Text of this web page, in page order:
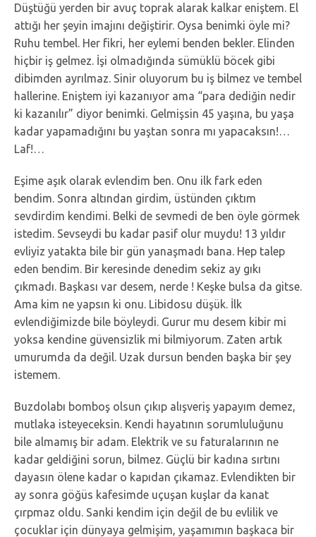
Düştüğü yerden bir avuç toprak alarak kalkar eniştem. El
attığı her şeyin imajını değiştirir. Oysa benimki öyle mi?
Ruhu tembel. Her fikri, her eylemi benden bekler. Elinden
hiçbir iş gelmez. İşi olmadığında sümüklü böcek gibi
dibimden ayrılmaz. Sinir oluyorum bu iş bilmez ve tembel
hallerine. Eniştem iyi kazanıyor ama “para dediğin nedir
ki kazanılır” diyor benimki. Gelmişsin 45 yaşına, bu yaşa
kadar yapamadığını bu yaştan sonra mı yapacaksın!…
Laf!…
Eşime aşık olarak evlendim ben. Onu ilk fark eden
bendim. Sonra altından girdim, üstünden çıktım
sevdirdim kendimi. Belki de sevmedi de ben öyle görmek
istedim. Sevseydi bu kadar pasif olur muydu! 13 yıldır
evliyiz yatakta bile bir gün yanaşmadı bana. Hep talep
eden bendim. Bir keresinde denedim sekiz ay gıkı
çıkmadı. Başkası var desem, nerde ! Keşke bulsa da gitse.
Ama kim ne yapsın ki onu. Libidosu düşük. İlk
evlendiğimizde bile böyleydi. Gurur mu desem kibir mi
yoksa kendine güvensizlik mi bilmiyorum. Zaten artık
umurumda da değil. Uzak dursun benden başka bir şey
istemem.
Buzdolabı bomboş olsun çıkıp alışveriş yapayım demez,
mutlaka isteyeceksin. Kendi hayatının sorumluluğunu
bile almamış bir adam. Elektrik ve su faturalarının ne
kadar geldiğini sorun, bilmez. Güçlü bir kadına sırtını
dayasın ölene kadar o kapıdan çıkamaz. Evlendikten bir
ay sonra göğüs kafesimde uçuşan kuşlar da kanat
çırpmaz oldu. Sanki kendim için değil de bu evlilik ve
çocuklar için dünyaya gelmişim, yaşamımın başkaca bir